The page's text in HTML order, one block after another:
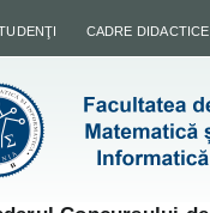
CADRE DIDACTICE